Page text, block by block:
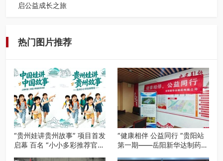
启公益成长之旅
热门图片推荐
“贵州娃讲贵州故事” 项目首发
启幕 百名 “小小多彩推荐官”
“健康相伴 公益同行 ”贵阳站
第一期——岳阳新华达制药贵